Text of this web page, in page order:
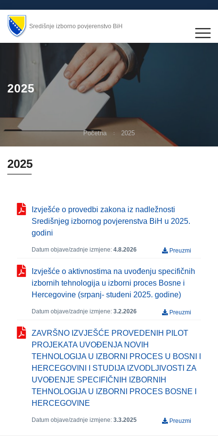
Središnje izborno povjerenstvo BiH
2025
Početna 2025
2025
Izvješće o provedbi zakona iz nadležnosti
Središnjeg izbornog povjerenstva BiH u 2025.
godini
Datum objave/zadnje izmjene: 4.8.2026 Preuzmi
Izvješće o aktivnostima na uvođenju specifičnih
izbornih tehnologija u izborni proces Bosne i
Hercegovine (srpanj- studeni 2025. godine)
Datum objave/zadnje izmjene: 3.2.2026 Preuzmi
ZAVRŠNO IZVJEŠĆE PROVEDENIH PILOT
PROJEKATA UVOĐENJA NOVIH
TEHNOLOGIJA U IZBORNI PROCES U BOSNI I
HERCEGOVINI I STUDIJA IZVODLJIVOSTI ZA
UVOĐENJE SPECIFIČNIH IZBORNIH
TEHNOLOGIJA U IZBORNI PROCES BOSNE I
HERCEGOVINE
Datum objave/zadnje izmjene: 3.3.2025 Preuzmi